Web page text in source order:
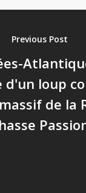
Previous Post
d'un loup
de la